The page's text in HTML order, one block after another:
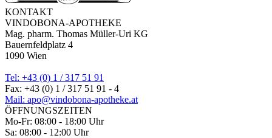
KONTAKT
VINDOBONA-APOTHEKE
Mag. pharm. Thomas Müller-Uri KG
Bauernfeldplatz 4
1090 Wien
Tel: +43 (0) 1 / 317 51 91
Fax: +43 (0) 1 / 317 51 91 - 4
Mail: apo@vindobona-apotheke.at
ÖFFNUNGSZEITEN
Mo-Fr: 08:00 - 18:00 Uhr
Sa: 08:00 - 12:00 Uhr